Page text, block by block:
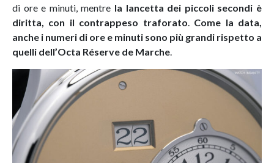
di ore e minuti, mentre la lancetta dei piccoli secondi è
diritta, con il contrappeso traforato. Come la data,
anche i numeri di ore e minuti sono più grandi rispetto a
quelli dell’Octa Réserve de Marche.